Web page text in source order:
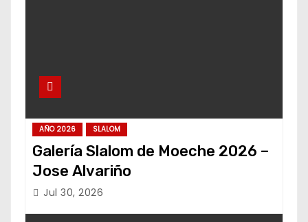
AÑO 2026 SLALOM
Galería Slalom de Moeche 2026 –
Jose Alvariño
Jul 30, 2026